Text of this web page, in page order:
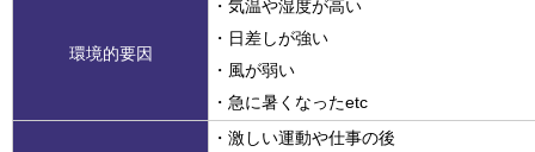
環境的要因
・気温や湿度が高い
・日差しが強い
・風が弱い
・急に暑くなったetc
・激しい運動や仕事の後